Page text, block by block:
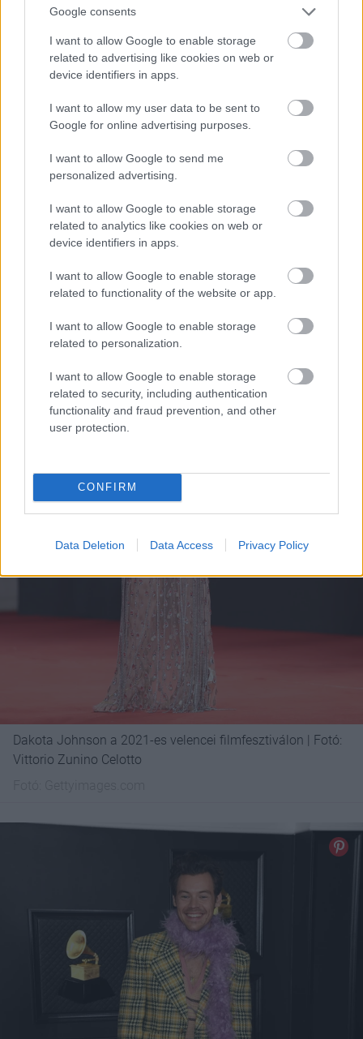
Google consents
I want to allow Google to enable storage
related to advertising like cookies on web or
device identifiers in apps.
I want to allow my user data to be sent to
Google for online advertising purposes.
I want to allow Google to send me
personalized advertising.
I want to allow Google to enable storage
related to analytics like cookies on web or
device identifiers in apps.
I want to allow Google to enable storage
related to functionality of the website or app.
I want to allow Google to enable storage
related to personalization.
I want to allow Google to enable storage
related to security, including authentication
functionality and fraud prevention, and other
user protection.
CONFIRM
Data Deletion Data Access Privacy Policy
Lady Gaga a Gucci-ház londoni premierjén 2021-ben |
Fotó: Garreth Cattermole
Dakota Johnson a 2021-es velencei filmfesztiválon | Fotó:
Vittorio Zunino Celotto